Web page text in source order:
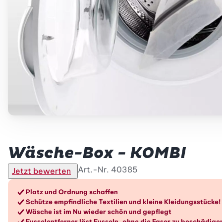
Wäsche-Box - KOMBI
Jetzt bewerten Art.-Nr. 40385
Die Vorteile im
Platz und Ordnung schaffen
Schütze empfindliche Textilien und kleine Kleidungsstücke!
Wäsche ist im Nu wieder schön und gepflegt